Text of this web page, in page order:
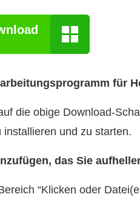
für
die obige Download-
installieren und zu starten.
das Sie
“Klicken oder